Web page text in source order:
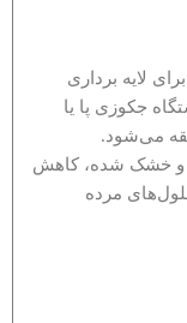
لایه برداری
جکوزی پا یا
آب گرم به مدت ۱۰ تا ۱۵ دقیقه می‌شود.
و خشک شده، کاهش
مرده